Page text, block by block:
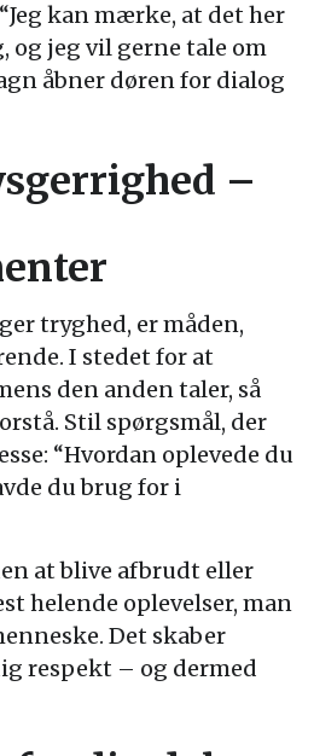
kan mærke, at det her
og jeg vil gerne tale om
åbner døren for dialog
–
tryghed, er måden,
I stedet for at
den anden taler, så
Stil spørgsmål, der
“Hvordan oplevede du
du brug for i
at blive afbrudt eller
helende oplevelser, man
Det skaber
respekt – og dermed